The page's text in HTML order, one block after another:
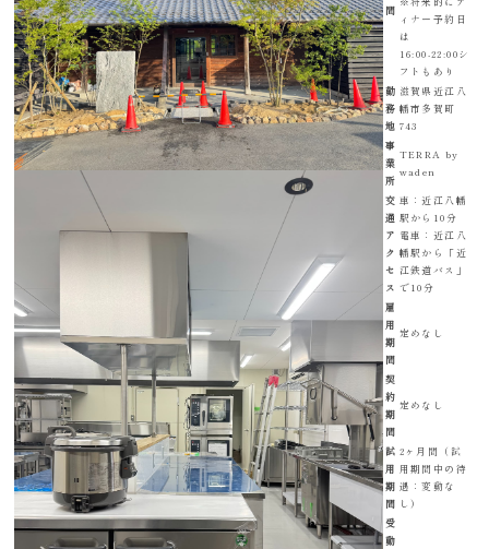
間
ィナー予約日
は
16:00-22:00シ
フトもあり
勤
務
地
滋賀県近江八
幡市多賀町
743
事
業
所
TERRA by
waden
交
通
ア
ク
セ
ス
車：近江八幡
駅から10分
電車：近江八
幡駅から「近
江鉄道バス」
で10分
雇
用
期
間
定めなし
契
約
期
間
定めなし
試
用
期
間
2ヶ月間（試
用期間中の待
遇：変動な
し）
受
動